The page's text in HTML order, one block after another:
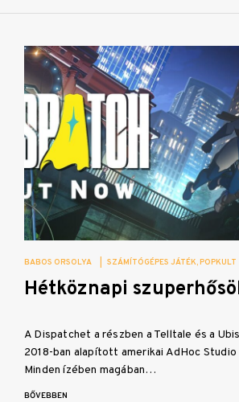
BABOS ORSOLYA SZÁMÍTÓGÉPES JÁTÉK POPKULT
Hétköznapi
A Dispatchet a részben a Telltale és a
2018-ban alapított amerikai AdHoc
Minden ízében magában…
BŐVEBBEN